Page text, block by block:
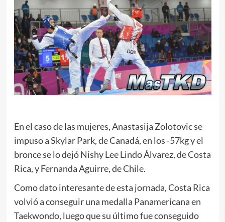
En el caso de las mujeres, Anastasija Zolotovic se
impuso a Skylar Park, de Canadá, en los -57kg y el
bronce se lo dejó Nishy Lee Lindo Álvarez, de Costa
Rica, y Fernanda Aguirre, de Chile.
Como dato interesante de esta jornada, Costa Rica
volvió a conseguir una medalla Panamericana en
Taekwondo, luego que su último fue conseguido